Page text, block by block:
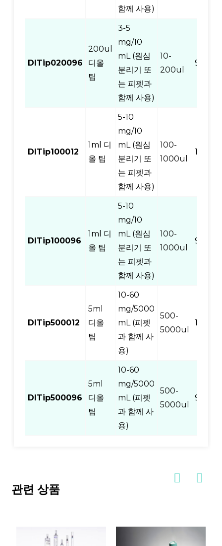
함께 사용)
DITip020096
200ul
디올
팁
3-5
mg/10
mL (원심
분리기 또
는 피펫과
함께 사용)
10-
200ul
96
DITip100012
1ml 디
올 팁
5-10
mg/10
mL (원심
분리기 또
는 피펫과
함께 사용)
100-
1000ul
12
DITip100096
1ml 디
올 팁
5-10
mg/10
mL (원심
분리기 또
는 피펫과
함께 사용)
100-
1000ul
96
DITip500012
5ml
디올
팁
10-60
mg/5000
mL (피펫
과 함께 사
용)
500-
5000ul
12
DITip500096
5ml
디올
팁
10-60
mg/5000
mL (피펫
과 함께 사
용)
500-
5000ul
96
관련 상품